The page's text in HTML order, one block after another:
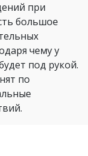
при
большое
чему у
под рукой.
по